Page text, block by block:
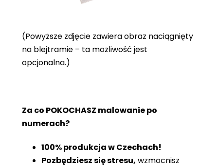
(Powyższe zdjęcie zawiera obraz naciągnięty
na blejtramie – ta możliwość jest
opcjonalna.)
Za co POKOCHASZ malowanie po
numerach?
100% produkcja w Czechach!
Pozbędziesz się stresu, wzmocnisz